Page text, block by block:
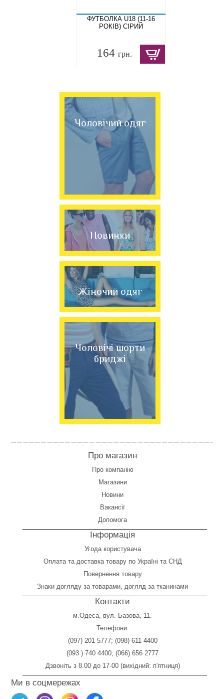
ФУТБОЛКА U18 (11-16
РОКІВ) СІРИЙ
164 грн.
Чоловічий одяг
Новинки
Жіночий одяг
Чоловічі шорти
бриджі
Про магазин
Про компанію
Магазини
Новини
Вакансії
Допомога
Інформація
Угода користувача
Оплата та доставка товару по Україні та СНД
Повернення товару
Знаки догляду за товарами, догляд за тканинами
Контакти
м.Одеса, вул. Базова, 11.
Телефони:
(097) 201 5777; (098) 611 4400
(093 ) 740 4400; (066) 656 2777
Дзвоніть з 8.00 до 17-00 (вихідний: п'ятниця)
Ми в соцмережах